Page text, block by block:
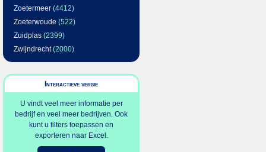
Zoetermeer (4412)
Zoeterwoude (522)
Zuidplas (2399)
Zwijndrecht(2000)
Interactieve versie
U vindt veel meer informatie per
bedrijf en veel meer bedrijven. Ook
kunt u filters toepassen en
exporteren naar Excel.